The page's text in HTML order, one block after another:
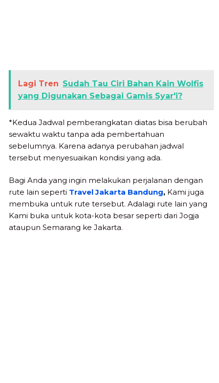
Lagi Tren Sudah Tau Ciri Bahan Kain Wolfis
yang Digunakan Sebagai Gamis Syar'i?
*Kedua Jadwal pemberangkatan diatas bisa berubah
sewaktu waktu tanpa ada pembertahuan
sebelumnya. Karena adanya perubahan jadwal
tersebut menyesuaikan kondisi yang ada.
Bagi Anda yang ingin melakukan perjalanan dengan
rute lain seperti Travel Jakarta Bandung, Kami juga
membuka untuk rute tersebut. Adalagi rute lain yang
Kami buka untuk kota-kota besar seperti dari Jogja
ataupun Semarang ke Jakarta.